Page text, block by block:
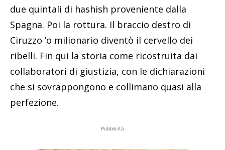
due quintali di hashish proveniente dalla
Spagna. Poi la rottura. Il braccio destro di
Ciruzzo ’o milionario diventò il cervello dei
ribelli. Fin qui la storia come ricostruita dai
collaboratori di giustizia, con le dichiarazioni
che si sovrappongono e collimano quasi alla
perfezione.
Pubblicità